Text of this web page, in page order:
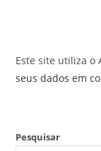
Este site utiliza
seus dados em
Pesquisar